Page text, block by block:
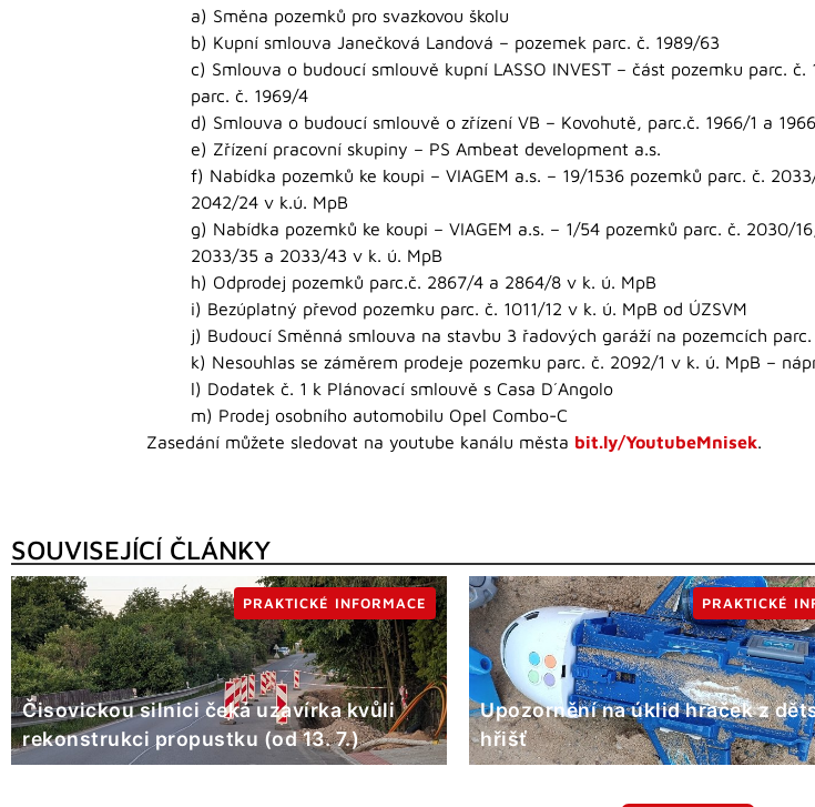
a) Směna pozemků pro svazkovou školu
b) Kupní smlouva Janečková Landová – pozemek parc. č. 1989/63
c) Smlouva o budoucí smlouvě kupní LASSO INVEST – část pozemku parc. č.
parc. č. 1969/4
d) Smlouva o budoucí smlouvě o zřízení VB – Kovohutě, parc.č. 1966/1 a
e) Zřízení pracovní skupiny – PS Ambeat development a.s.
f) Nabídka pozemků ke koupi – VIAGEM a.s. – 19/1536 pozemků parc. č.
2042/24 v k.ú. MpB
g) Nabídka pozemků ke koupi – VIAGEM a.s. – 1/54 pozemků parc. č. 2030/
2033/35 a 2033/43 v k. ú. MpB
h) Odprodej pozemků parc.č. 2867/4 a 2864/8 v k. ú. MpB
i) Bezúplatný převod pozemku parc. č. 1011/12 v k. ú. MpB od ÚZSVM
j) Budoucí Směnná smlouva na stavbu 3 řadových garáží na pozemcích
k) Nesouhlas se záměrem prodeje pozemku parc. č. 2092/1 v k. ú. MpB –
l) Dodatek č. 1 k Plánovací smlouvě s Casa D´Angolo
m) Prodej osobního automobilu Opel Combo-C
Zasedání můžete sledovat na youtube kanálu města bit.ly/YoutubeMnisek.
SOUVISEJÍCÍ ČLÁNKY
Čisovickou silnici čeká uzavírka kvůli
rekonstrukci propustku (od 13. 7.)
PRAKTICKÉ INFORMACE
Upozornění na úklid hraček z
hřišť
PRAKTICKÉ